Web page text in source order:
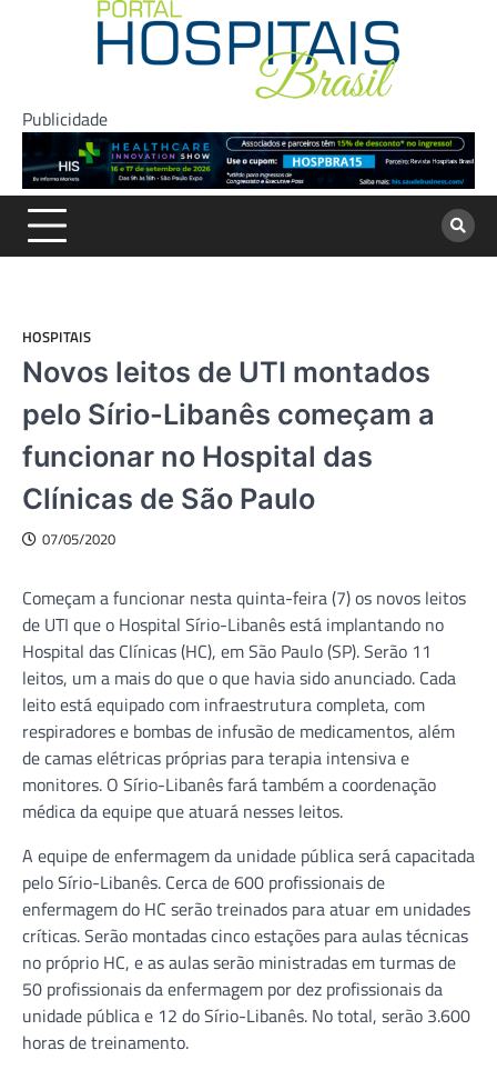
Publicidade
HOSPITAIS
Novos leitos de UTI montados
pelo Sírio-Libanês começam a
funcionar no Hospital das
Clínicas de São Paulo
07/05/2020
Começam a funcionar nesta quinta-feira (7) os novos leitos
de UTI que o Hospital Sírio-Libanês está implantando no
Hospital das Clínicas (HC), em São Paulo (SP). Serão 11
leitos, um a mais do que o que havia sido anunciado. Cada
leito está equipado com infraestrutura completa, com
respiradores e bombas de infusão de medicamentos, além
de camas elétricas próprias para terapia intensiva e
monitores. O Sírio-Libanês fará também a coordenação
médica da equipe que atuará nesses leitos.
A equipe de enfermagem da unidade pública será capacitada
pelo Sírio-Libanês. Cerca de 600 profissionais de
enfermagem do HC serão treinados para atuar em unidades
críticas. Serão montadas cinco estações para aulas técnicas
no próprio HC, e as aulas serão ministradas em turmas de
50 profissionais da enfermagem por dez profissionais da
unidade pública e 12 do Sírio-Libanês. No total, serão 3.600
horas de treinamento.